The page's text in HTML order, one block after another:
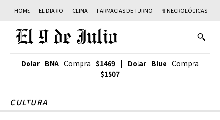
HOME EL DIARIO CLIMA FARMACIAS DE TURNO ✟ NECROLÓGICAS
Dolar BNA Compra $1469 | Dolar Blue Compra
$1507
CULTURA